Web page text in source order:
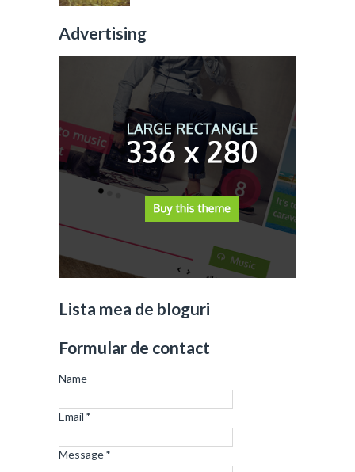
Advertising
Lista mea de bloguri
Formular de contact
Name
Email *
Message*